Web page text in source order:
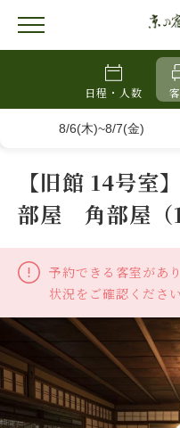
日程・人数
8/6(木)~8/7(金)
【旧館 14号室
部屋 角部屋（1
予約できる客室があ
状況をご確認ください